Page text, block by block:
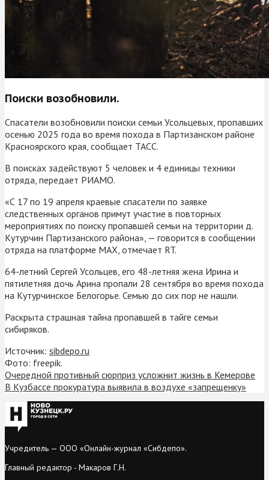
Поиски возобновили.
Спасатели возобновили поиски семьи Усольцевых, пропавших
осенью 2025 года во время похода в Партизанском районе
Красноярского края, сообщает ТАСС.
В поисках задействуют 5 человек и 4 единицы техники
отряда, передает РИАМО.
«С 17 по 19 апреля краевые спасатели по заявке
следственных органов примут участие в повторных
мероприятиях по поиску пропавшей семьи на территории д.
Кутурчин Партизанского района», — говорится в сообщении
отряда на платформе MAX, отмечает RT.
64-летний Сергей Усольцев, его 48-летняя жена Ирина и
пятилетняя дочь Арина пропали 28 сентября во время похода
на Кутурчинское Белогорье. Семью до сих пор не нашли.
Раскрыта страшная тайна пропавшей в тайге семьи
сибиряков.
Источник: sibdepo.ru
Фото: freepik.
Очередной противный сюрприз усложнит жизнь в Кемерове
В Кузбассе прокуратура выявила в воздухе «запрещенку»
Учредитель — ООО «Онлайн-журнал «Сибдепо».
Главный редактор - Макаров Г.Н.